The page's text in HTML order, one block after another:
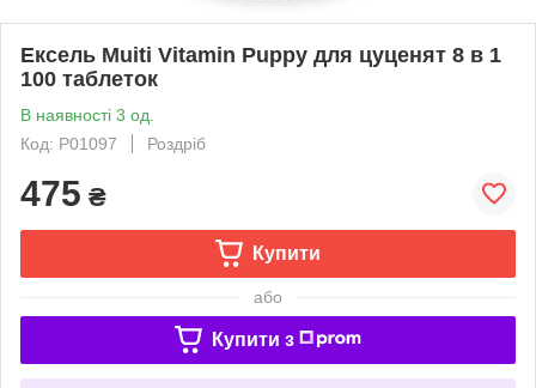
Ексель Muiti Vitamin Puppy для цуценят 8 в 1
100 таблеток
В наявності 3 од.
Код: P01097
Роздріб
475 ₴
Купити
або
Купити з